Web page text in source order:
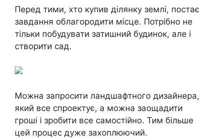
Перед тими, хто купив ділянку землі, постає
завдання облагородити місце. Потрібно не
тільки побудувати затишний будинок, але і
створити сад.
Можна запросити ландшафтного дизайнера,
який все спроектує, а можна заощадити
гроші і зробити все самостійно. Тим більше
цей процес дуже захоплюючий.